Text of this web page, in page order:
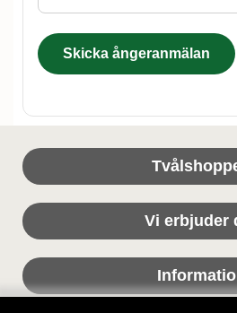
Skicka ångeranmälan
Sidfot Blandad info
Vi erbjuder